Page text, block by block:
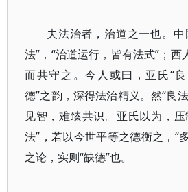
夫法治者，治道之一也。
法”，“治道运行，皆有法式”；
而共守之。今人或曰，亚氏“
德”之韵，深得法治精义。然“良
见智，难臻共识。亚氏以为，
法”，若以今世平等之德衡之，“
之论，实则“缺德”也。